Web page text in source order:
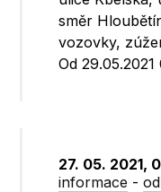
směr
vozovky,
Od 29.05.2021
27. 05. 2021,
informace -